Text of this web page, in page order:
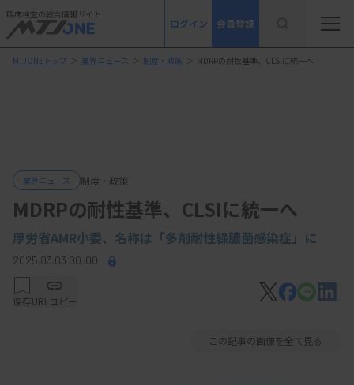
臨床検査の総合情報サイト
ログイン 会員登録
MTJONEトップ ＞ 業界ニュース ＞ 制度・政策 ＞ MDRPの耐性基準、CLSIに統一へ
業界ニュース 制度・政策
MDRPの耐性基準、CLSIに統一へ
厚労省AMR小委、名称は「多剤耐性緑膿菌感染症」に
2025.03.03 00:00
保存URLコピー
この記事の画像を全て見る